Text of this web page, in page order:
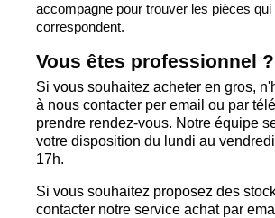
accompagne pour trouver les pièces qui
correspondent.
Vous êtes professionnel ?
Si vous souhaitez acheter en gros,
à nous contacter per email ou par
prendre rendez-vous. Notre équipe
votre disposition du lundi au
17h.
Si vous souhaitez proposez des
contacter notre service achat par